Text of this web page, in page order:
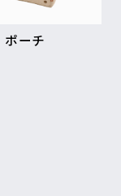
ポーチ